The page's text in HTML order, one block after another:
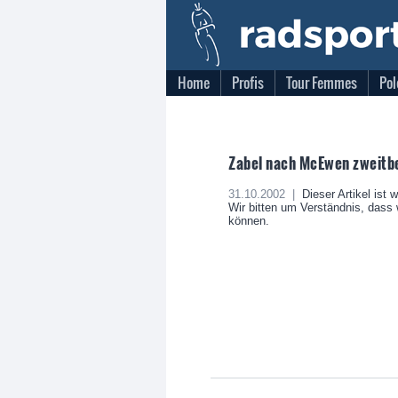
Home Profis Tour Femmes
Zabel nach McEwen
31.10.2002 |
Dieser Artikel ist
Wir bitten um Verständnis, dass
können.